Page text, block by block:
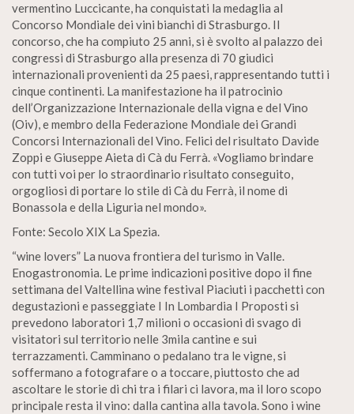
vermentino Luccicante, ha conquistati la medaglia al
Concorso Mondiale dei vini bianchi di Strasburgo. Il
concorso, che ha compiuto 25 anni, si è svolto al palazzo dei
congressi di Strasburgo alla presenza di 70 giudici
internazionali provenienti da 25 paesi, rappresentando tutti i
cinque continenti. La manifestazione ha il patrocinio
dell’Organizzazione Internazionale della vigna e del Vino
(Oiv), e membro della Federazione Mondiale dei Grandi
Concorsi Internazionali del Vino. Felici del risultato Davide
Zoppi e Giuseppe Aieta di Cà du Ferrà. «Vogliamo brindare
con tutti voi per lo straordinario risultato conseguito,
orgogliosi di portare lo stile di Cà du Ferrà, il nome di
Bonassola e della Liguria nel mondo».
Fonte: Secolo XIX La Spezia.
“wine lovers” La nuova frontiera del turismo in Valle.
Enogastronomia. Le prime indicazioni positive dopo il fine
settimana del Valtellina wine festival Piaciuti i pacchetti con
degustazioni e passeggiate I In Lombardia I Proposti si
prevedono laboratori 1,7 milioni o occasioni di svago di
visitatori sul territorio nelle 3mila cantine e sui
terrazzamenti. Camminano o pedalano tra le vigne, si
soffermano a fotografare o a toccare, piuttosto che ad
ascoltare le storie di chi tra i filari ci lavora, ma il loro scopo
principale resta il vino: dalla cantina alla tavola. Sono i wine